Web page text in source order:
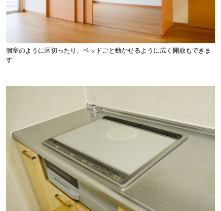
個室のように区切ったり、ベッドごと動かせるように広く開放もできま
す